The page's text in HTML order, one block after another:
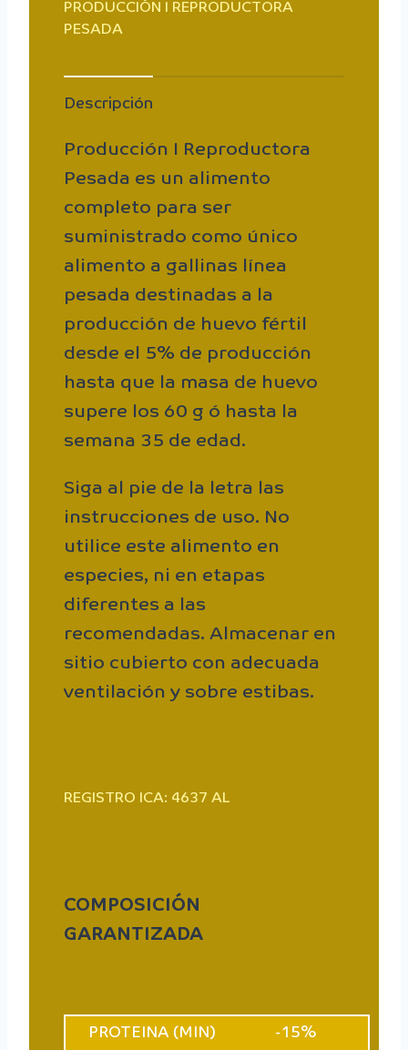
PRODUCCIÓN I REPRODUCTORA
PESADA
Descripción
Producción I Reproductora
Pesada es un alimento
completo para ser
suministrado como único
alimento a gallinas línea
pesada destinadas a la
producción de huevo fértil
desde el 5% de producción
hasta que la masa de huevo
supere los 60 g ó hasta la
semana 35 de edad.
Siga al pie de la letra las
instrucciones de uso. No
utilice este alimento en
especies, ni en etapas
diferentes a las
recomendadas. Almacenar en
sitio cubierto con adecuada
ventilación y sobre estibas.
REGISTRO ICA: 4637 AL
COMPOSICIÓN
GARANTIZADA
PROTEINA (MIN) -15%